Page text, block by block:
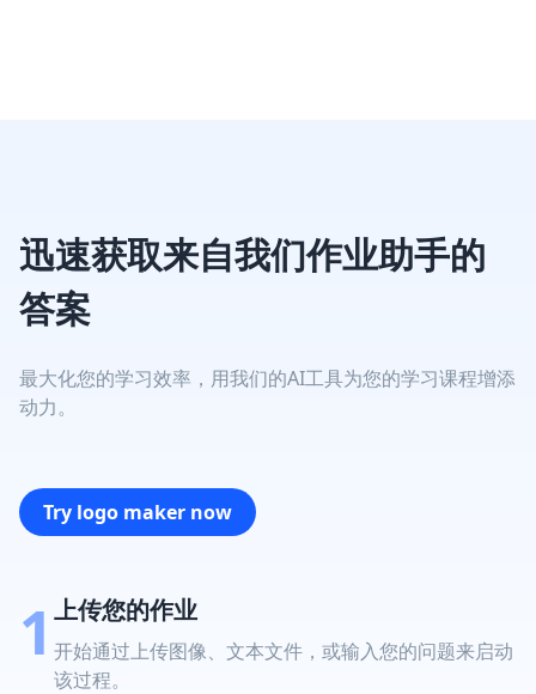
迅速获取来自我们作业助手的
答案
最大化您的学习效率，用我们的AI工具为您的学习课程增添
动力。
Try logo maker now
1 上传您的作业
开始通过上传图像、文本文件，或输入您的问题来启动
该过程。